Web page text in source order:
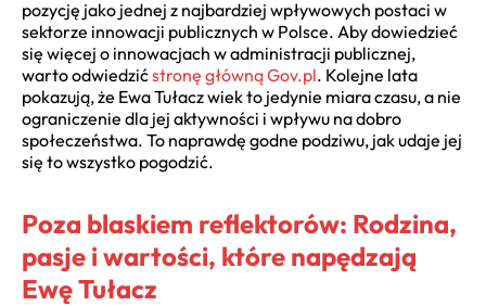
pozycję jako jednej z najbardziej wpływowych postaci w
sektorze innowacji publicznych w Polsce. Aby dowiedzieć
się więcej o innowacjach w administracji publicznej,
warto odwiedzićstronę główną Gov.pl. Kolejne lata
pokazują, że Ewa Tułacz wiek to jedynie miara czasu, a nie
ograniczenie dla jej aktywności i wpływu na dobro
społeczeństwa. To naprawdę godne podziwu, jak udaje jej
się to wszystko pogodzić.
Poza blaskiem reflektorów: Rodzina,
pasje i wartości, które napędzają
Ewę Tułacz